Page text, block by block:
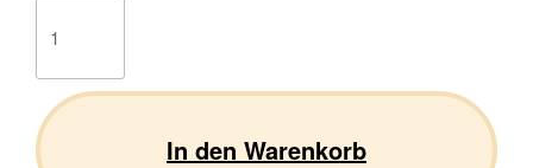
Retriever
Menge
In den Warenkorb